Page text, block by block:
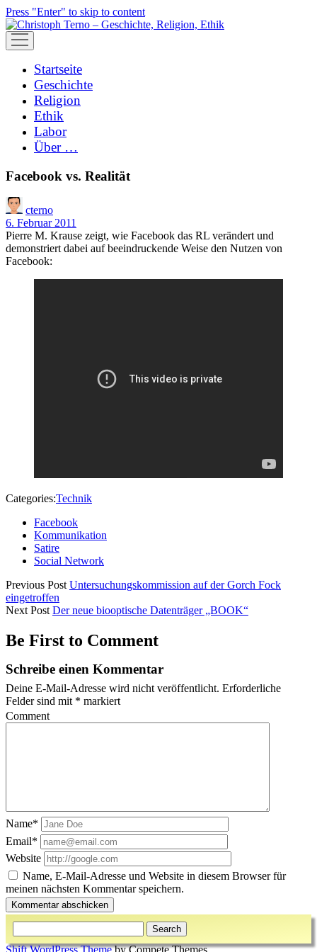
Press "Enter" to skip to content
open
menu
Startseite
Geschichte
Religion
Ethik
Labor
Über …
Facebook vs. Realität
cterno
6. Februar 2011
Pierre M. Krause zeigt, wie Facebook das RL verändert und
demonstriert dabei auf beeindruckende Weise den Nutzen von
Facebook:
Categories:Technik
Facebook
Kommunikation
Satire
Social Network
Previous Post Untersuchungskommission auf der Gorch Fock
eingetroffen
Next Post Der neue biooptische Datenträger „BOOK“
Be First to Comment
Schreibe einen Kommentar
Deine E-Mail-Adresse wird nicht veröffentlicht. Erforderliche
Felder sind mit * markiert
Comment
Name*
Email*
Website
Name, E-Mail-Adresse und Website in diesem Browser für
meinen nächsten Kommentar speichern.
Sidebar